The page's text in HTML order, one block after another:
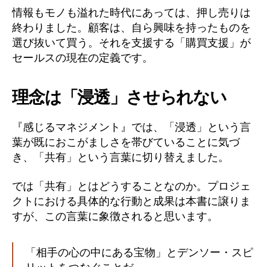
情報もモノも溢れた時代にあっては、押し売りは
終わりました。顧客は、自ら興味を持ったものを
選び抜いて買う。それを支援する「購買支援」が
セールスの現在の定義です。
理念は「浸透」させられない
『感じるマネジメント』では、「浸透」という言
葉が既におこがましさを帯びていることに気づ
き、「共有」という言葉に切り替えました。
では「共有」とはどうすることなのか。プロジェ
クトにおける具体的な行動と成果は本書に譲りま
すが、この言葉に象徴されると思います。
「相手の心の中にある宝物」とデンソー・スピ